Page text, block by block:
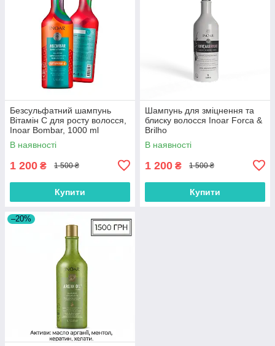
Безсульфатний шампунь
Вітамін С для росту волосся,
Inoar Bombar, 1000 ml
В наявності
1 200 ₴ 1 500 ₴
Купити
Шампунь для зміцнення та
блиску волосся Inoar Forca &
Brilho
В наявності
1 200 ₴ 1 500 ₴
Купити
–20%